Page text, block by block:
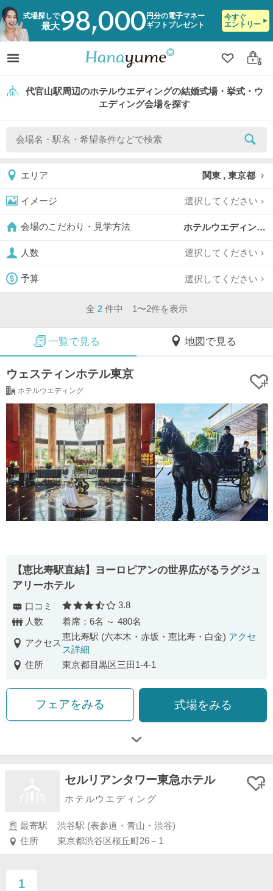
式場探しで
最大98,000 円分の電子マネー
ギフトプレゼント
今すぐ
エントリー
クリップ
ログ
代官山駅周辺のホテルウエディングの結婚式場・挙式・ウ
エディング会場を探す
エリア 関東 , 東京都
イメージ 選択してください
会場のこだわり・見学方法 ホテルウエディング,
人数 選択してください
予算 選択してください
全 2 件中 1〜2件を表示
一覧で見る 地図で見る
ウェスティンホテル東京
ホテルウエディング
【恵比寿駅直結】ヨーロピアンの世界広がるラグジュ
アリーホテル
口コミ 口コミ評価
3.8
人数
着席：6名 ～ 480名
アクセス
恵比寿駅 (六本木・赤坂・恵比寿・白金) アクセ
ス詳細
住所
東京都目黒区三田1-4-1
フェアをみる 式場をみる
セルリアンタワー東急ホテル
ホテルウエディング
最寄駅
渋谷駅 (表参道・青山・渋谷)
住所
東京都渋谷区桜丘町26－1
1